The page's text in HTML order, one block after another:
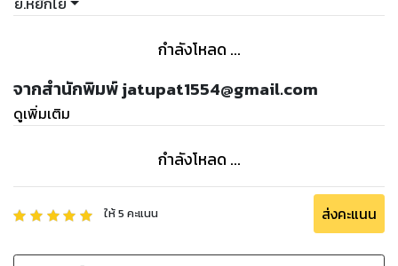
กำลังโหลด ...
จากสำนักพิมพ์ jatupat1554@gmail.com
ดูเพิ่มเติม
กำลังโหลด ...
ให้5 คะแนน ส่งคะแนน